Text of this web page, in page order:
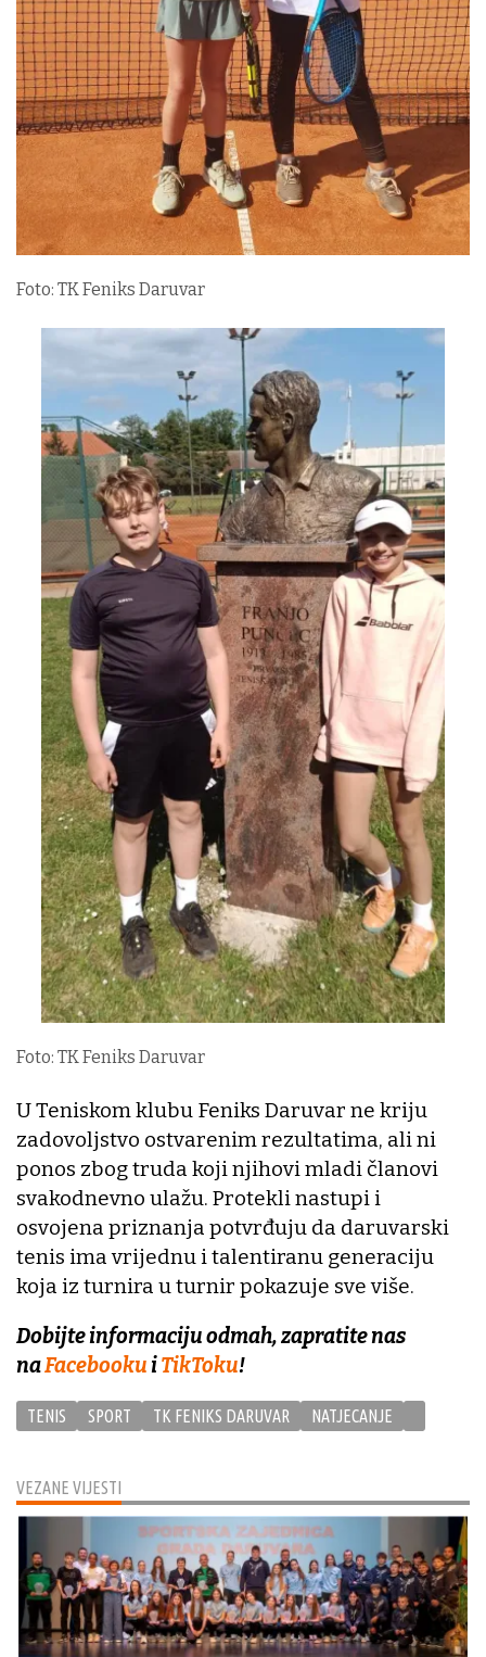
VEZANE VIJESTI
Foto: TK Feniks Daruvar
Foto: TK Feniks Daruvar
U Teniskom klubu Feniks Daruvar ne kriju
zadovoljstvo ostvarenim rezultatima, ali ni
ponos zbog truda koji njihovi mladi članovi
svakodnevno ulažu. Protekli nastupi i
osvojena priznanja potvrđuju da daruvarski
tenis ima vrijednu i talentiranu generaciju
koja iz turnira u turnir pokazuje sve više.
Dobijte informaciju odmah, zapratite nas
naFacebookuiTikToku!
TENIS SPORT TK FENIKS DARUVAR NATJECANJE